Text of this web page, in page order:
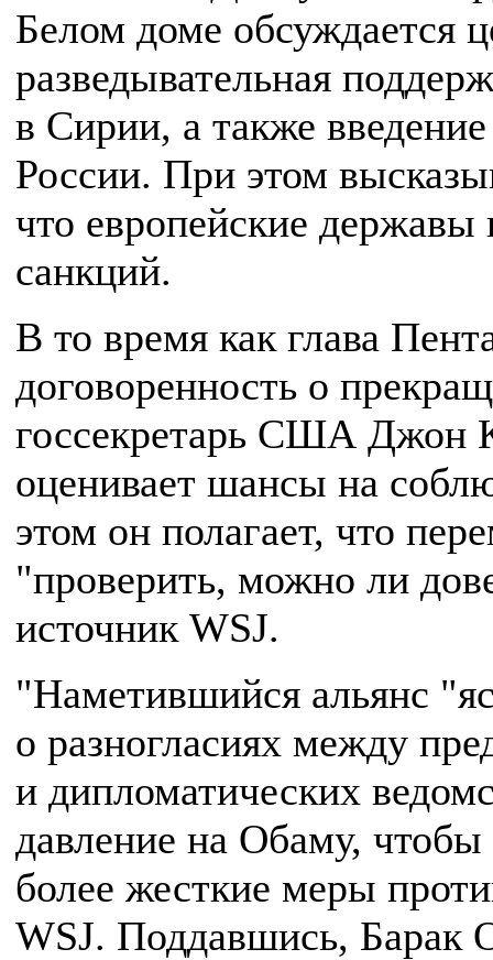
Белом доме обсуждается
разведывательная
в Сирии, а также
России. При этом
что европейские
санкций.
В то время как глава
договоренность о
госсекретарь США Джон
оценивает шансы на
этом он полагает, что
"проверить, можно ли
источник WSJ.
"Наметившийся альянс
о разногласиях между
и дипломатических
давление на Обаму, чтобы
более жесткие меры
WSJ. Поддавшись, Барак